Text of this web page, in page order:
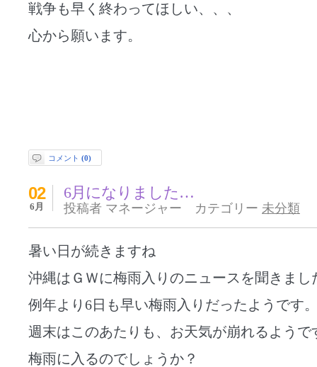
戦争も早く終わってほしい、、、
心から願います。
コメント (0)
6月になりました…
02
6月 投稿者 マネージャー カテゴリー 未分類
暑い日が続きますね
沖縄はＧＷに梅雨入りのニュースを聞きまし
例年より6日も早い梅雨入りだったようです
週末はこのあたりも、お天気が崩れるようで
梅雨に入るのでしょうか？